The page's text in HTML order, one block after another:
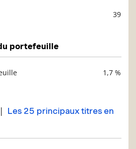
39
portefeuille
1,7 %
| Les 25 principaux titres en